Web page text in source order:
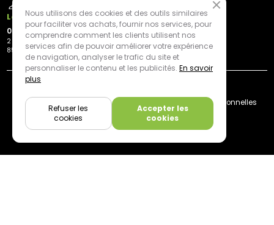
Les Herbiers
02 21 81 23 11
2 rue des Peupliers
85500 Les Herbiers
Livraison
Plan du site Mentions légales
Données personnelles
Cookies
Nous utilisons des cookies et des outils similaires
pour faciliter vos achats, fournir nos services, pour
comprendre comment les clients utilisent nos
services afin de pouvoir améliorer votre expérience
de navigation, analyser le trafic du site et
personnaliser le contenu et les publicités. En savoir
plus
Accepter les
cookies
Refuser les
cookies